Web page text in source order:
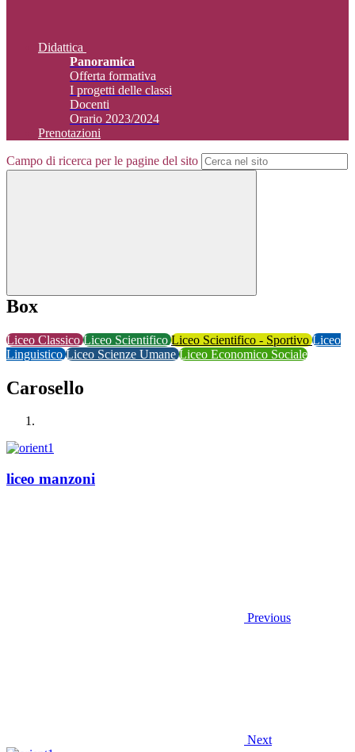
Didattica
Panoramica
Offerta formativa
I progetti delle classi
Docenti
Orario 2023/2024
Prenotazioni
Campo di ricerca per le pagine del sito
Box
Liceo ClassicoLiceo ScientificoLiceo Scientifico - SportivoLiceo
LinguisticoLiceo Scienze UmaneLiceo Economico Sociale
Carosello
liceo manzoni
Previous
Next